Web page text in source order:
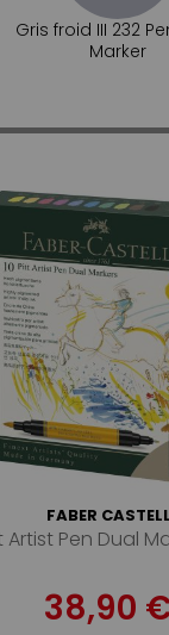
Gris froid III 232
Marker
FABER CASTELL
Artist Pen Dual
38,90